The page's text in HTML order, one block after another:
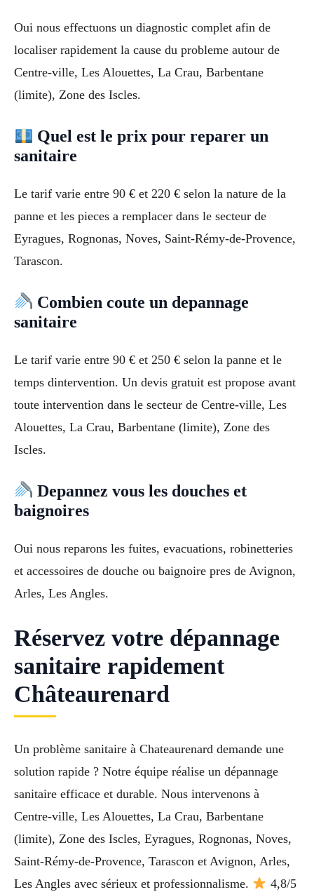
Oui nous effectuons un diagnostic complet afin de
localiser rapidement la cause du probleme autour de
Centre-ville, Les Alouettes, La Crau, Barbentane
(limite), Zone des Iscles.
Quel est le prix pour reparer un
sanitaire
Le tarif varie entre 90 € et 220 € selon la nature de la
panne et les pieces a remplacer dans le secteur de
Eyragues, Rognonas, Noves, Saint-Rémy-de-Provence,
Tarascon.
Combien coute un depannage
sanitaire
Le tarif varie entre 90 € et 250 € selon la panne et le
temps dintervention. Un devis gratuit est propose avant
toute intervention dans le secteur de Centre-ville, Les
Alouettes, La Crau, Barbentane (limite), Zone des
Iscles.
Depannez vous les douches et
baignoires
Oui nous reparons les fuites, evacuations, robinetteries
et accessoires de douche ou baignoire pres de Avignon,
Arles, Les Angles.
Réservez votre dépannage
sanitaire rapidement
Châteaurenard
Un problème sanitaire à Chateaurenard demande une
solution rapide ? Notre équipe réalise un dépannage
sanitaire efficace et durable. Nous intervenons à
Centre-ville, Les Alouettes, La Crau, Barbentane
(limite), Zone des Iscles, Eyragues, Rognonas, Noves,
Saint-Rémy-de-Provence, Tarascon et Avignon, Arles,
Les Angles avec sérieux et professionnalisme.
4,8/5